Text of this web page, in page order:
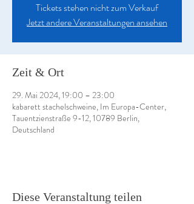
Tickets stehen nicht zum Verkauf
Jetzt andere Veranstaltungen ansehen
Zeit & Ort
29. Mai 2024, 19:00 – 23:00
kabarett stachelschweine, Im Europa-Center,
Tauentzienstraße 9-12, 10789 Berlin,
Deutschland
Diese Veranstaltung teilen